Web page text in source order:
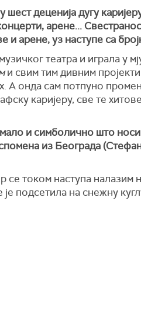
деценија дугу
арене...
и арене, уз наступе са
театра и играла у
и свим тим дивним
А онда сам потпуно
каријеру, све те
и симболично што носи
из Београда
се током наступа налазим
подсетила на снежну